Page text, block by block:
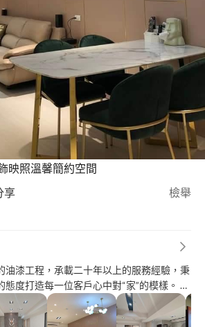
映照溫馨簡約空間
享 檢舉
油漆工程，承載二十年以上的服務經驗，秉
度打造每一位客戶心中對“家”的模樣。 由
施工處理方式都不一樣，所以本司盡量以現
客戶能進一步了解狀況與施工程序。